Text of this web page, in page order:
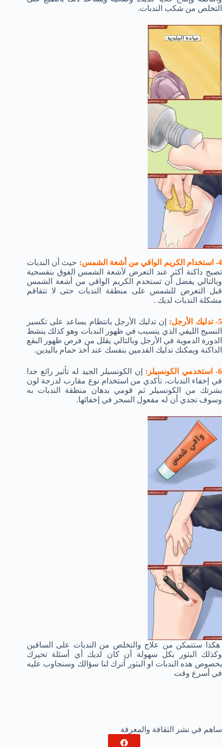
التخلص من شكب الندبات.
4- استخدام الكريم الواقي من أشعة الشمس:
حيث أن الندبات
تصبح داكنة أكثر عند التعرض لأشعة الشمس الفوق بنفسجية
وبالتالي يفضل أن تستخدم الكريم الواقي من أشعة الشمس
قبل التعرض للشمس على منطقة الندبات حتى لا تتفاقم
مشكلة الندبات لديك .
5- تدليك الأرجل:
إن تدليك الأرجل بانتظام يساعد على تكسير
النسيج الليفي الذي يتسبب في ظهور الندبات وهو كذلك ينشط
الدورة الدموية في الأرجل وبالتالي يقلل من فرص ظهور البقع
الداكنة ويمكنك تدليك القدمين بنفسك عند أخذ حمام باليدين.
6- استخدمي الكونسيلر:
إن الكونسيلر الجيد له تأثير رائع جدا
في إخفاء الندبات، تأكدي من استخدام نوع مقارب لدرجة لون
بشرتك من الكونسيلر ثم قومي بدهان منطقة الندبات به
وسوف تجدي أن له مفعول السحر في إخفائها.
هكذا ستتمكن من علاج والتخلص من الندبات على الساقين
وكذلك البثور بكل سهولة أن كان لديك أي أسئلة تحيرك
بخصوص هذه الندبات او البثور أترك لنا سؤالك وسنجاوب عليه
في أسرع وقت
ساهم في نشر الثقافة والمعرفة